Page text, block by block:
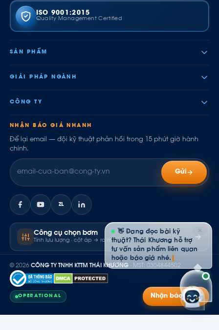
ISO 9001:2015
Quality Management Certified
SẢN PHẨM
GIẢI PHÁP NGÀNH
CÔNG TY
NHẬN BÁO GIÁ NHANH
Để lại email — đội kỹ thuật phản hồi trong 15 phút giờ hành
chính.
Gửi
ZL
Công cụ chọn bơm
Tính lưu lượng · cột áp → ra model
© 2026 CÔNG TY TNHH KTTM THÁI KHƯƠNG · MST: 0304844502
OPERATIONAL Nhận báo giá
✕
👋 Đang đọc bài kỹ
thuật? Thái Khương hỗ trợ
tư vấn sản phẩm liên quan
hoặc báo giá nhé.